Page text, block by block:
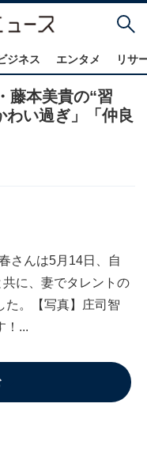
ジネス エンタメ リサ
藤本美貴の“習
わい過ぎ」「仲良
さんは5月14日、自
に、妻でタレントの
た。【写真】庄司智
！...